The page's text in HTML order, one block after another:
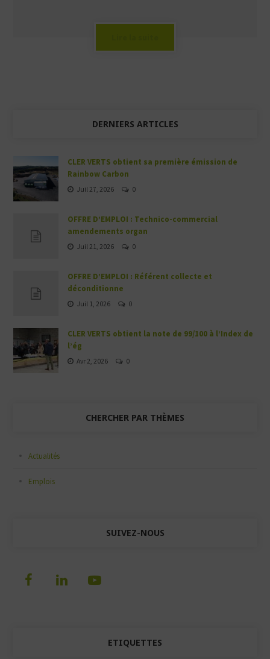
DERNIERS ARTICLES
CLER VERTS obtient sa première émission de
Rainbow Carbon
Juil 27, 2026 0
OFFRE D’EMPLOI : Technico-commercial
amendements organ
Juil 21, 2026 0
OFFRE D’EMPLOI : Référent collecte et
déconditionne
Juil 1, 2026 0
CLER VERTS obtient la note de 99/100 à l’Index de
l’ég
Avr 2, 2026 0
CHERCHER PAR THÈMES
Actualités
Emplois
SUIVEZ-NOUS
ETIQUETTES